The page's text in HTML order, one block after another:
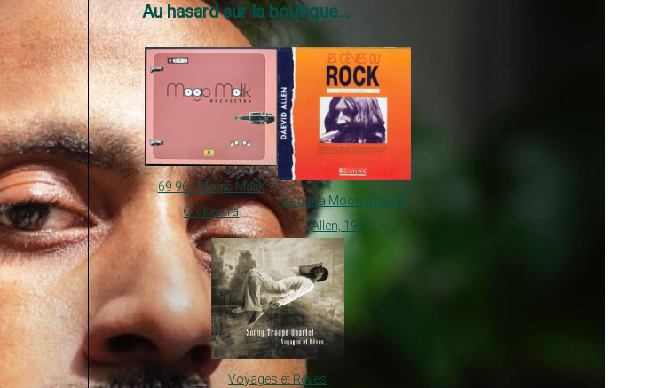
Au hasard sur la boutique...
69 96 - Magic Malik
Orchestra
Banana Moon (Daevid
Allen, 1971)
Voyages et Rêves